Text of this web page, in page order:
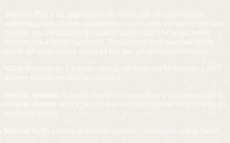
StudentLINK è un aggregatore di servizi utili allo studente per
ambientarsi nel contesto accademico e per conoscere nuove persone,
creando una community di studenti universitari che possa essere
riconosciuta a livello nazionale. Tutto questo sarà possibile anche
grazie all’applicazione creata ad hoc per gli studenti universitari.
Value Proposition
: La prima startup che supporta lo studente a 360°
durante tutto il percorso accademico.
Mission studente : il nostro obiettivo è supportare e accompagnare lo
studente durante tutto il percorso accademico tramite un pacchetto di
servizi su misura.
Mission B2B:
mettere in contatto aziende e istituzioni con la GenZ.